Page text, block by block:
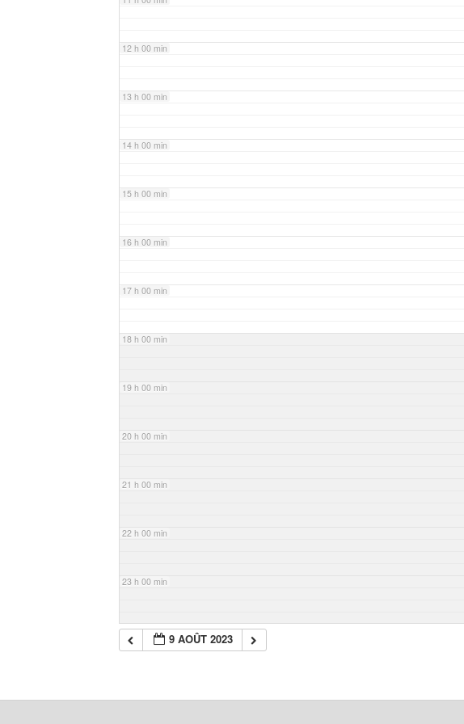
12 h 00 min
13 h 00 min
14 h 00 min
15 h 00 min
16 h 00 min
17 h 00 min
18 h 00 min
19 h 00 min
20 h 00 min
21 h 00 min
22 h 00 min
23 h 00 min
9 AOÛT 2023